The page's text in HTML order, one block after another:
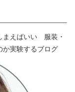
まえばいい 服装・
か実験するブログ